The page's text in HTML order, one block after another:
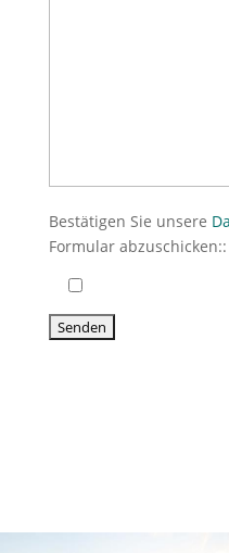
Bestätigen Sie unsere
Formular abzuschicken::